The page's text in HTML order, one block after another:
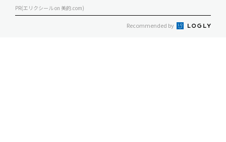
PR(エリクシール on 美的.com)
Recommended by